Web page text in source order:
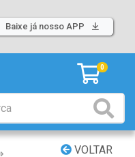
Baixe já nosso APP
0
VOLTAR